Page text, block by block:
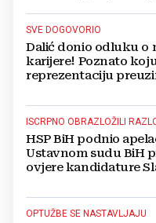
SVE DOGOVORIO
Dalić donio odluku o
karijere! Poznato
reprezentaciju
ISCRPNO OBRAZLOŽILI
HSP BiH podnio
Ustavnom sudu BiH
ovjere kandidature
OPTUŽBE SE NASTAVLJAJU